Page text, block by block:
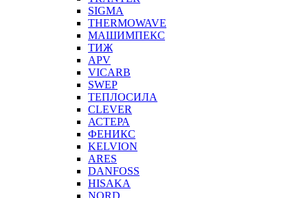
SIGMA
THERMOWAVE
МАШИМПЕКС
ТИЖ
APV
VICARB
SWEP
ТЕПЛОСИЛА
CLEVER
АСТЕРА
ФЕНИКС
KELVION
ARES
DANFOSS
HISAKA
NORD